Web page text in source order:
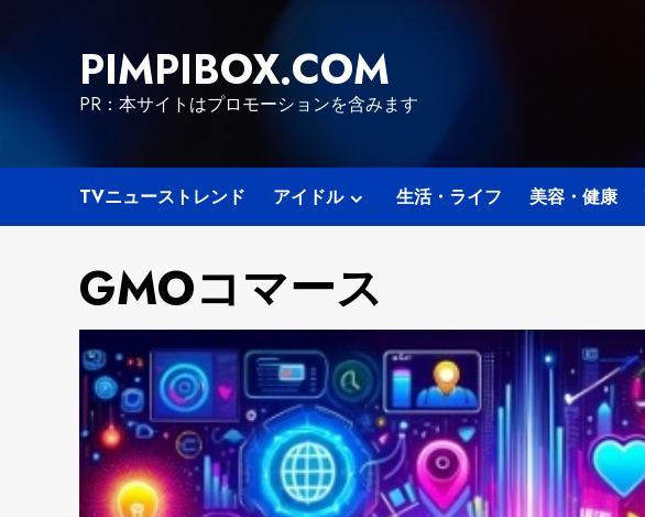
PIMPIBOX.COM
PR：本サイトはプロモーションを含みます
TVニューストレンド アイドル 生活・ライフ 美容・健康
GMOコマース